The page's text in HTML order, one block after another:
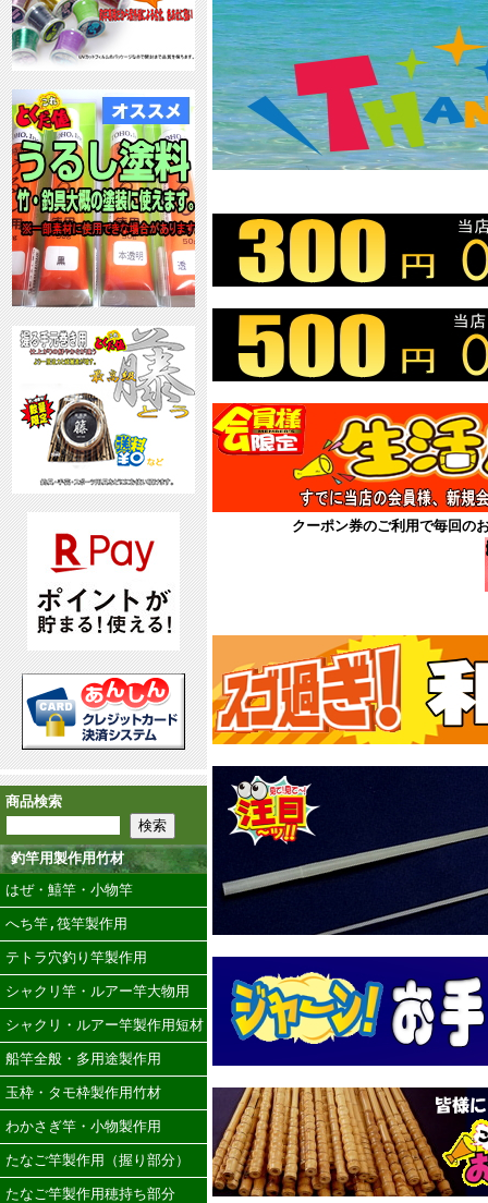
商品検索
釣竿用製作用竹材
はぜ・鱚竿・小物竿
へち竿,筏竿製作用
テトラ穴釣り竿製作用
シャクリ竿・ルアー竿大物用
シャクリ・ルアー竿製作用短材
船竿全般・多用途製作用
玉枠・タモ枠製作用竹材
わかさぎ竿・小物製作用
たなご竿製作用（握り部分）
たなご竿製作用穂持ち部分
クーポン券のご利用で毎回の